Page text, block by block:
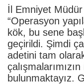
İl Emniyet Müdür
“Operasyon
kök, bu sene
geçirildi. Şimdi
adetini tam
bulunmaktayız.